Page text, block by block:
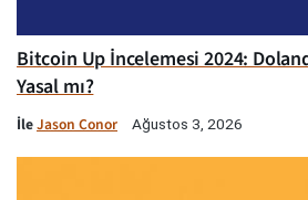
Bitcoin Up İncelemesi 2024:
Yasal mı?
İleJason Conor Ağustos 3, 2026